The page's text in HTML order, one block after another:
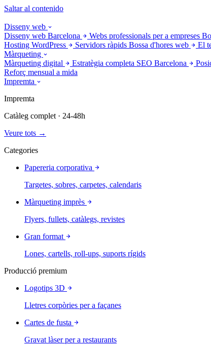
Saltar al contenido
Disseny web
Disseny web Barcelona
Webs professionals per a empreses
Hosting WordPress
Servidors ràpids Bossa d'hores web El
Màrqueting
Màrqueting digital
Estratègia completa SEO Barcelona
Reforç mensual a mida
Impremta
Impremta
Catàleg complet · 24-48h
Veure tots →
Categories
Papereria corporativa
Targetes, sobres, carpetes, calendaris
Màrqueting imprès
Flyers, fullets, catàlegs, revistes
Gran format
Lones, cartells, roll-ups, suports rígids
Producció premium
Logotips 3D
Lletres corpòries per a façanes
Cartes de fusta
Gravat làser per a restaurants